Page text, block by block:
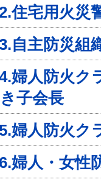
住宅用火災
自主防災組
婦人防火
子会長
5.婦人防火ク
6.婦人・女性